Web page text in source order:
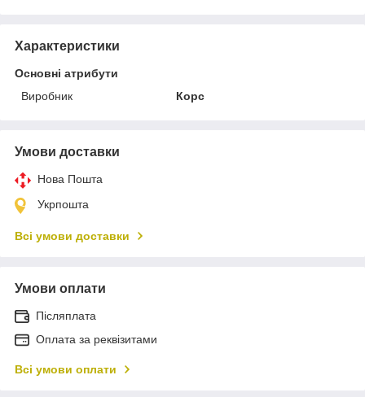
Характеристики
Основні атрибути
Виробник
Корс
Умови доставки
Нова Пошта
Укрпошта
Всі умови доставки
Умови оплати
Післяплата
Оплата за реквізитами
Всі умови оплати